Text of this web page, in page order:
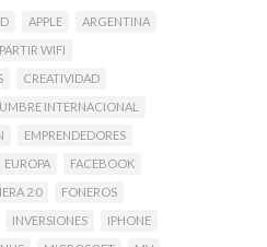
APPLE
ARGENTINA
WIFI
CREATIVIDAD
INTERNACIONAL
EMPRENDEDORES
EUROPA
FACEBOOK
2.0
FONEROS
INVERSIONES
IPHONE